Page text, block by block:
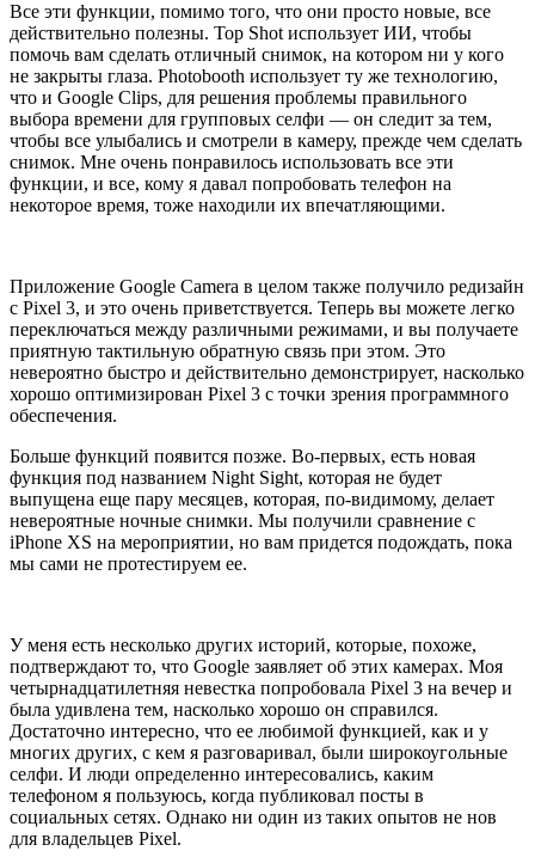
Все эти функции, помимо того, что они просто новые, все
действительно полезны. Top Shot использует ИИ, чтобы
помочь вам сделать отличный снимок, на котором ни у кого
не закрыты глаза. Photobooth использует ту же технологию,
что и Google Clips, для решения проблемы правильного
выбора времени для групповых селфи — он следит за тем,
чтобы все улыбались и смотрели в камеру, прежде чем сделать
снимок. Мне очень понравилось использовать все эти
функции, и все, кому я давал попробовать телефон на
некоторое время, тоже находили их впечатляющими.
Приложение Google Camera в целом также получило редизайн
с Pixel 3, и это очень приветствуется. Теперь вы можете легко
переключаться между различными режимами, и вы получаете
приятную тактильную обратную связь при этом. Это
невероятно быстро и действительно демонстрирует, насколько
хорошо оптимизирован Pixel 3 с точки зрения программного
обеспечения.
Больше функций появится позже. Во-первых, есть новая
функция под названием Night Sight, которая не будет
выпущена еще пару месяцев, которая, по-видимому, делает
невероятные ночные снимки. Мы получили сравнение с
iPhone XS на мероприятии, но вам придется подождать, пока
мы сами не протестируем ее.
У меня есть несколько других историй, которые, похоже,
подтверждают то, что Google заявляет об этих камерах. Моя
четырнадцатилетняя невестка попробовала Pixel 3 на вечер и
была удивлена тем, насколько хорошо он справился.
Достаточно интересно, что ее любимой функцией, как и у
многих других, с кем я разговаривал, были широкоугольные
селфи. И люди определенно интересовались, каким
телефоном я пользуюсь, когда публиковал посты в
социальных сетях. Однако ни один из таких опытов не нов
для владельцев Pixel.